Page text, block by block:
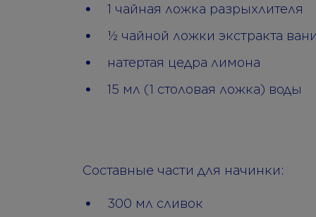
1 чайная ложка разрыхлителя
½ чайной ложки экстракта
натертая цедра лимона
15 мл (1 столовая ложка) воды
Составные части для начинки:
300 мл сливок